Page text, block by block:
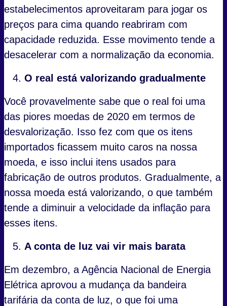
estabelecimentos aproveitaram para jogar os
preços para cima quando reabriram com
capacidade reduzida. Esse movimento tende a
desacelerar com a normalização da economia.
O real está valorizando gradualmente
Você provavelmente sabe que o real foi uma
das piores moedas de 2020 em termos de
desvalorização. Isso fez com que os itens
importados ficassem muito caros na nossa
moeda, e isso inclui itens usados para
fabricação de outros produtos. Gradualmente, a
nossa moeda está valorizando, o que também
tende a diminuir a velocidade da inflação para
esses itens.
A conta de luz vai vir mais barata
Em dezembro, a Agência Nacional de Energia
Elétrica aprovou a mudança da bandeira
tarifária da conta de luz, o que foi uma